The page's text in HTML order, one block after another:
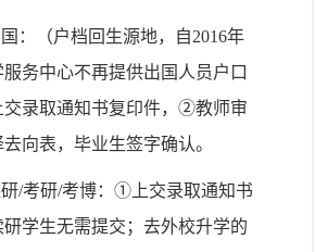
：（户档回生源地，自2016年
务中心不再提供出国人员户口
录取通知书复印件，②教师审
向表，毕业生签字确认。
/考研/考博：①上交录取通知书
学生无需提交；去外校升学的